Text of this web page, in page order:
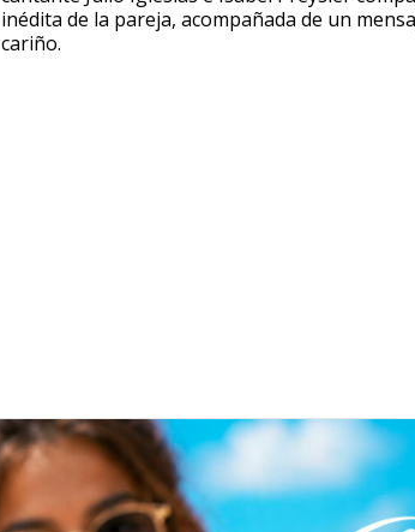
inédita de la pareja, acompañada de un
cariño.